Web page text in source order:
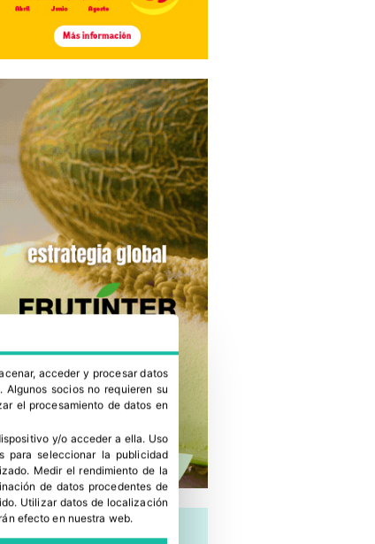
acceder y procesar datos
socios no requieren su
el procesamiento de datos en
y/o acceder a ella. Uso
para seleccionar la publicidad
. Medir el rendimiento de la
de datos procedentes de
. Utilizar datos de localización
efecto en nuestra web.